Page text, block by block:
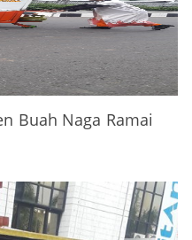
Buah Naga Ramai